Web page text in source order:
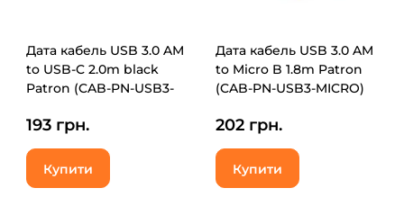
Дата кабель USB 3.0 AM
to USB-C 2.0m black
Patron (CAB-PN-USB3-
193 грн.
Купити
Дата кабель USB 3.0 AM
to Micro B 1.8m Patron
(CAB-PN-USB3-MICRO)
202 грн.
Купити